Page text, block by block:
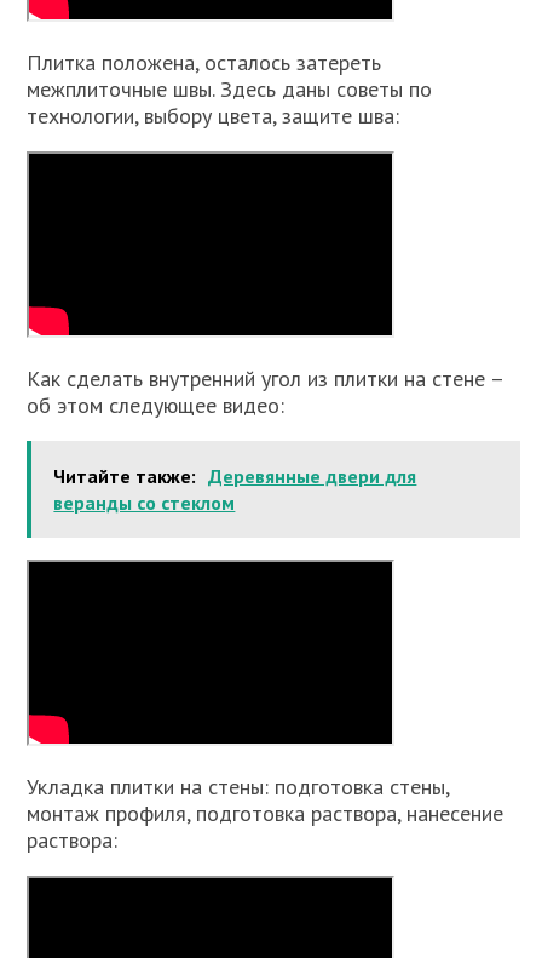
Плитка положена, осталось затереть
межплиточные швы. Здесь даны советы по
технологии, выбору цвета, защите шва:
Как сделать внутренний угол из плитки на стене –
об этом следующее видео:
Читайте также: Деревянные двери для
веранды со стеклом
Укладка плитки на стены: подготовка стены,
монтаж профиля, подготовка раствора, нанесение
раствора: